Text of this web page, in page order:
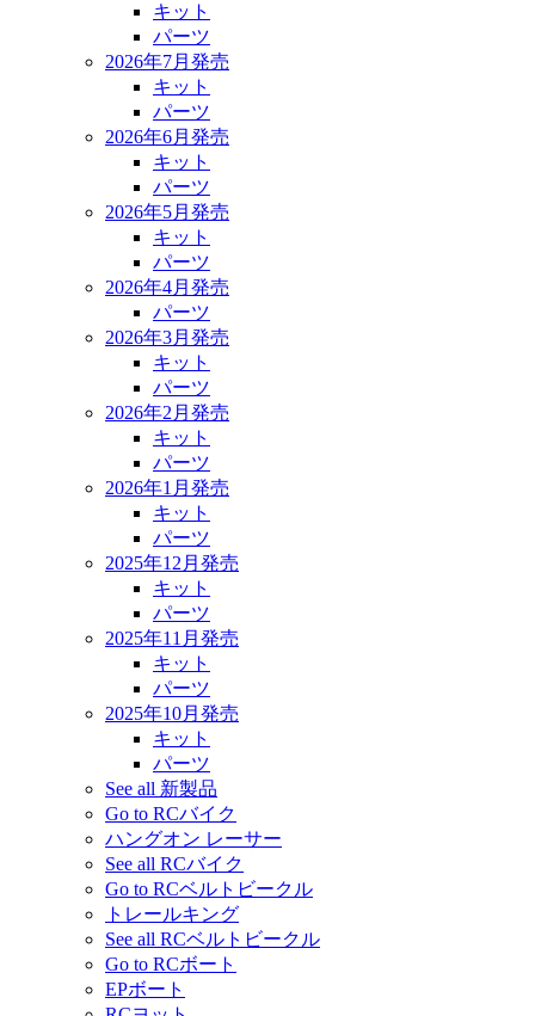
キット
パーツ
2026年7月発売
キット
パーツ
2026年6月発売
キット
パーツ
2026年5月発売
キット
パーツ
2026年4月発売
パーツ
2026年3月発売
キット
パーツ
2026年2月発売
キット
パーツ
2026年1月発売
キット
パーツ
2025年12月発売
キット
パーツ
2025年11月発売
キット
パーツ
2025年10月発売
キット
パーツ
See all 新製品
Go to RCバイク
ハングオン レーサー
See all RCバイク
Go to RCベルトビークル
トレールキング
See all RCベルトビークル
Go to RCボート
EPボート